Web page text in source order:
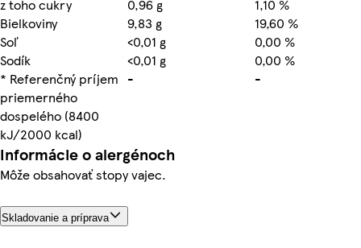
z toho cukry
0,96 g
1,10 %
Bielkoviny
9,83 g
19,60 %
Soľ
<0,01 g
0,00 %
Sodík
<0,01 g
0,00 %
* Referenčný príjem
priemerného
dospelého (8400
kJ/2000 kcal)
- -
Informácie o alergénoch
Môže obsahovať stopy vajec.
Skladovanie a príprava